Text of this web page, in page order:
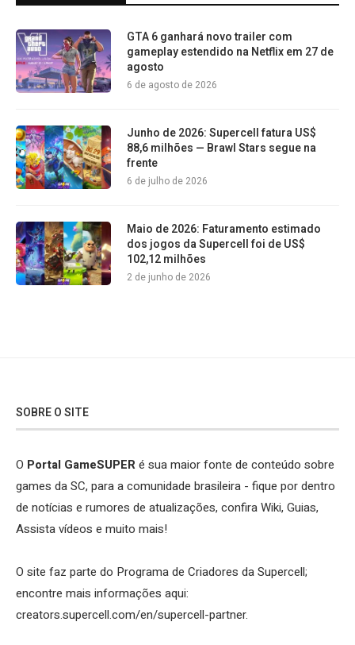
GTA 6 ganhará novo trailer com
gameplay estendido na Netflix em 27 de
agosto
6 de agosto de 2026
Junho de 2026: Supercell fatura US$
88,6 milhões — Brawl Stars segue na
frente
6 de julho de 2026
Maio de 2026: Faturamento estimado
dos jogos da Supercell foi de US$
102,12 milhões
2 de junho de 2026
SOBRE O SITE
O Portal GameSUPERé sua maior fonte de conteúdo sobre
games da SC, para a comunidade brasileira - fique por dentro
de notícias e rumores de atualizações, confira Wiki, Guias,
Assista vídeos e muito mais!
O site faz parte do Programa de Criadores da Supercell;
encontre mais informações aqui:
creators.supercell.com/en/supercell-partner.